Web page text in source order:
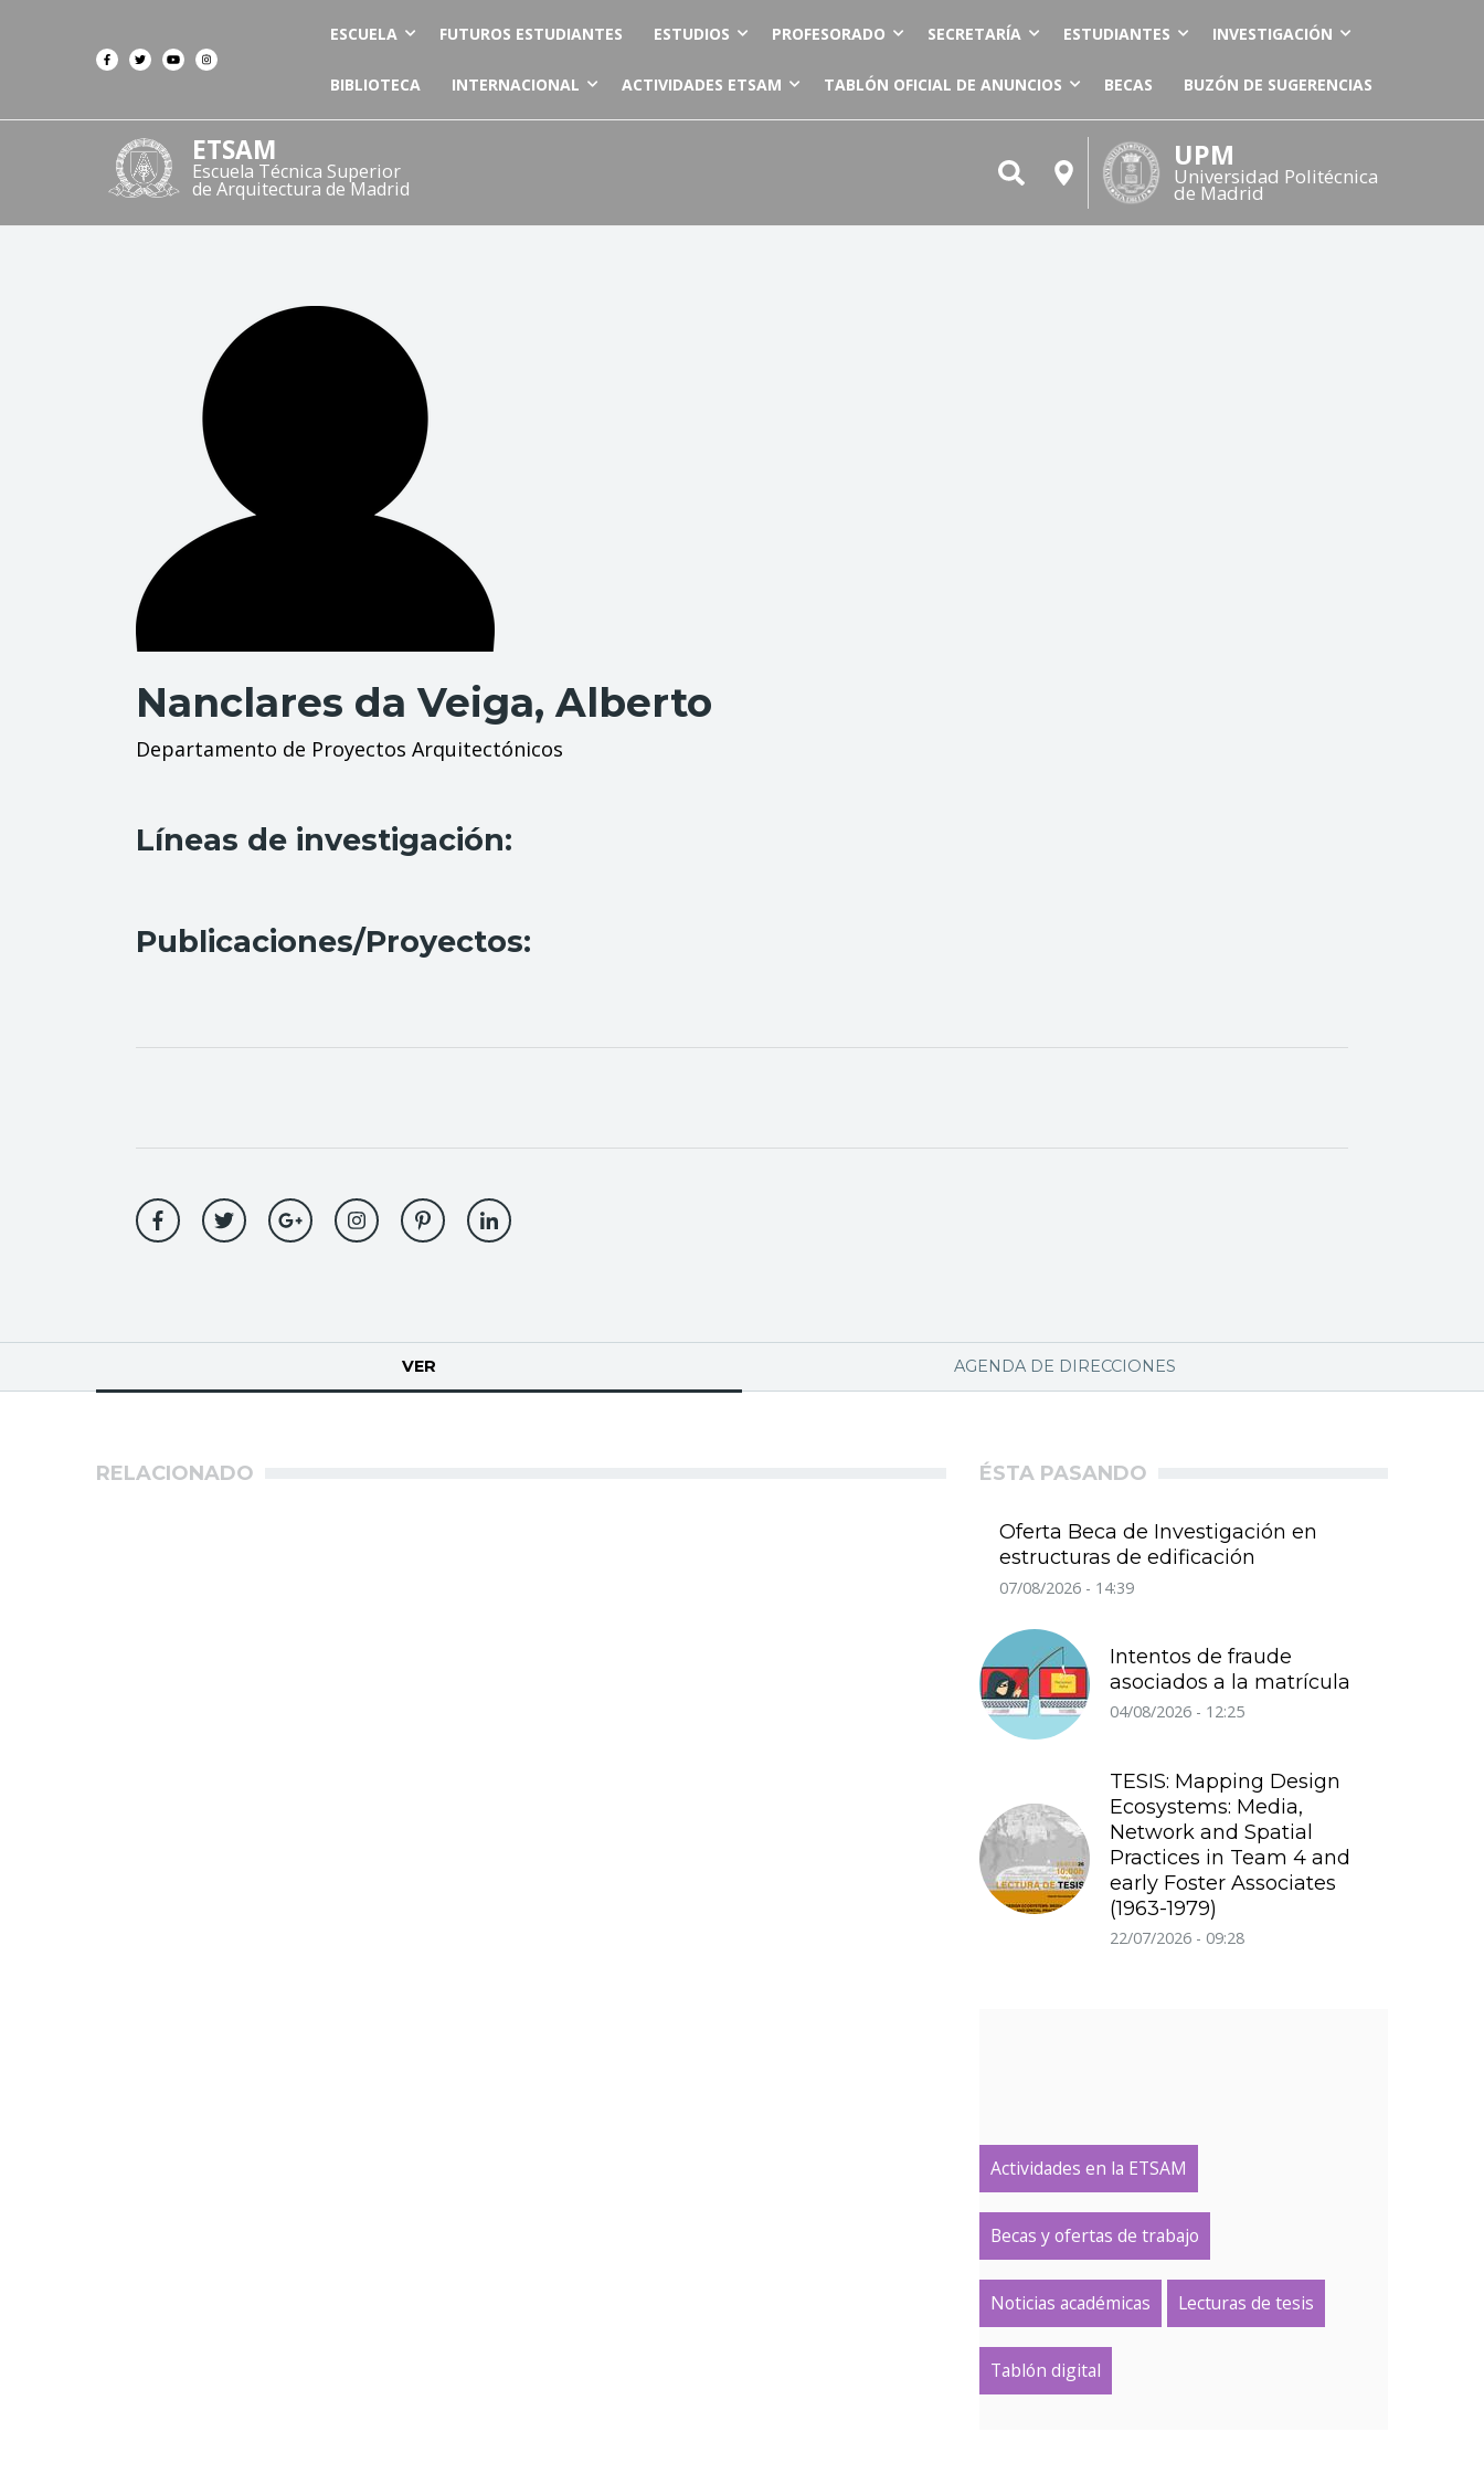
ESCUELA FUTUROS ESTUDIANTES ESTUDIOS PROFESORADO SECRETARÍA ESTUDIANTES INVESTIGACIÓN
BIBLIOTECA INTERNACIONAL ACTIVIDADES ETSAM TABLÓN OFICIAL DE ANUNCIOS BECAS BUZÓN DE SUGERENCIAS
ETSAM
Escuela Técnica Superior
de Arquitectura de Madrid
UPM
Universidad Politécnica
de Madrid
Nanclares da Veiga, Alberto
Departamento de Proyectos Arquitectónicos
Líneas de investigación:
Publicaciones/Proyectos:
principales
VER AGENDA DE DIRECCIONES
RELACIONADO ÉSTA PASANDO
Oferta Beca de Investigación en
estructuras de edificación
07/08/2026 - 14:39
Intentos de fraude
asociados a la matrícula
04/08/2026 - 12:25
TESIS: Mapping Design
Ecosystems: Media,
Network and Spatial
Practices in Team 4 and
early Foster Associates
(1963-1979)
22/07/2026 - 09:28
Actividades en la ETSAM
Becas y ofertas de trabajo
Noticias académicas Lecturas de tesis
Tablón digital